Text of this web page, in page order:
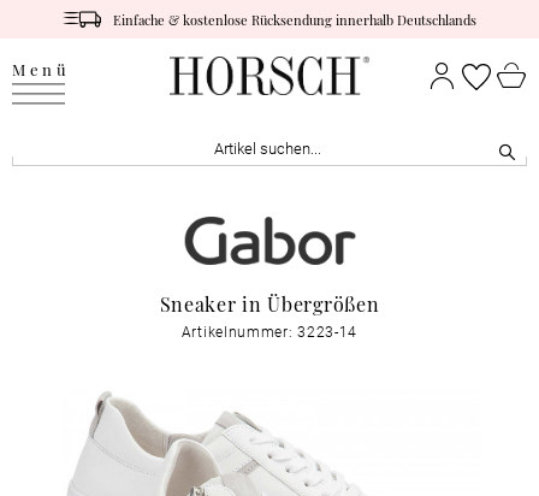
Einfache & kostenlose Rücksendung innerhalb Deutschlands
Menü
Sneaker in Übergrößen
Artikelnummer: 3223-14